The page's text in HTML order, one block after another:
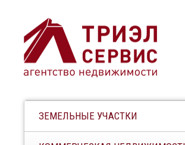
ЗЕМЕЛЬНЫЕ УЧАСТКИ